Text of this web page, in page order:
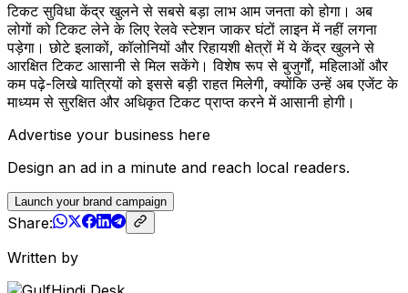
टिकट सुविधा केंद्र खुलने से सबसे बड़ा लाभ आम जनता को होगा। अब
लोगों को टिकट लेने के लिए रेलवे स्टेशन जाकर घंटों लाइन में नहीं लगना
पड़ेगा। छोटे इलाकों, कॉलोनियों और रिहायशी क्षेत्रों में ये केंद्र खुलने से
आरक्षित टिकट आसानी से मिल सकेंगे। विशेष रूप से बुजुर्गों, महिलाओं और
कम पढ़े-लिखे यात्रियों को इससे बड़ी राहत मिलेगी, क्योंकि उन्हें अब एजेंट के
माध्यम से सुरक्षित और अधिकृत टिकट प्राप्त करने में आसानी होगी।
Advertise your business here
Design an ad in a minute and reach local readers.
Launch your brand campaign
Share:
Written by